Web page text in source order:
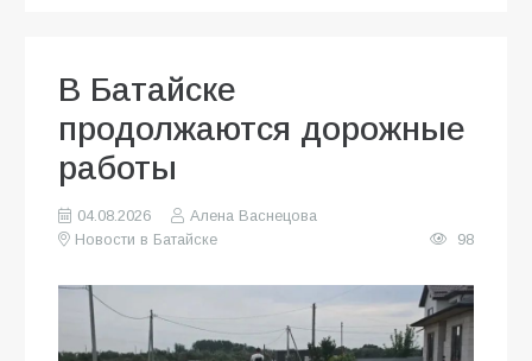
В Батайске
продолжаются дорожные
работы
04.08.2026
Алена Васнецова
Новости в Батайске
98